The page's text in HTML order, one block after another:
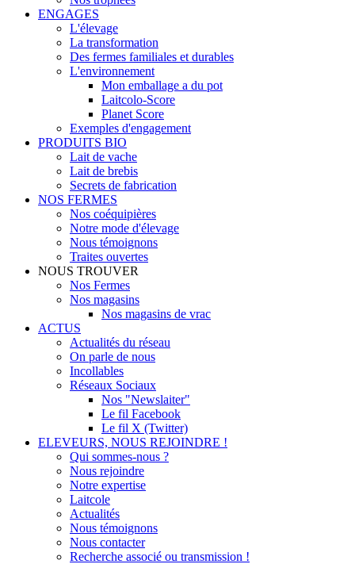
ENGAGES
L'élevage
La transformation
Des fermes familiales et durables
L'environnement
Mon emballage a du pot
Laitcolo-Score
Planet Score
Exemples d'engagement
PRODUITS BIO
Lait de vache
Lait de brebis
Secrets de fabrication
NOS FERMES
Nos coéquipières
Notre mode d'élevage
Nous témoignons
Traites ouvertes
NOUS TROUVER
Nos Fermes
Nos magasins
Nos magasins de vrac
ACTUS
Actualités du réseau
On parle de nous
Incollables
Réseaux Sociaux
Nos "Newslaiter"
Le fil Facebook
Le fil X (Twitter)
ELEVEURS, NOUS REJOINDRE !
Qui sommes-nous ?
Nous rejoindre
Notre expertise
Laitcole
Actualités
Nous témoignons
Nous contacter
Recherche associé ou transmission !